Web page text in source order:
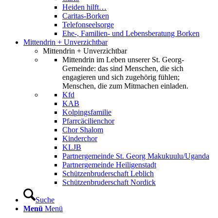
Heiden hilft…
Caritas-Borken
Telefonseelsorge
Ehe-, Familien- und Lebensberatung Borken
Mittendrin + Unverzichtbar
Mittendrin + Unverzichtbar
Mittendrin im Leben unserer St. Georg-
Gemeinde: das sind Menschen, die sich
engagieren und sich zugehörig fühlen;
Menschen, die zum Mitmachen einladen.
Kfd
KAB
Kolpingsfamilie
Pfarrcäcilienchor
Chor Shalom
Kinderchor
KLJB
Partnergemeinde St. Georg Makukuulu/Uganda
Partnergemeinde Heiligenstadt
Schützenbruderschaft Leblich
Schützenbruderschaft Nordick
Suche
Menü Menü